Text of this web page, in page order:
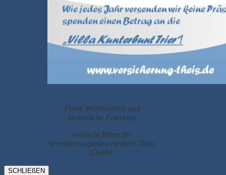
Frohe Weihnachten und
besinnliche Feiertage
wünscht Ihnen Ihr
Versicherungsbüro Herbert Theis
GmbH.
SCHLIEßEN